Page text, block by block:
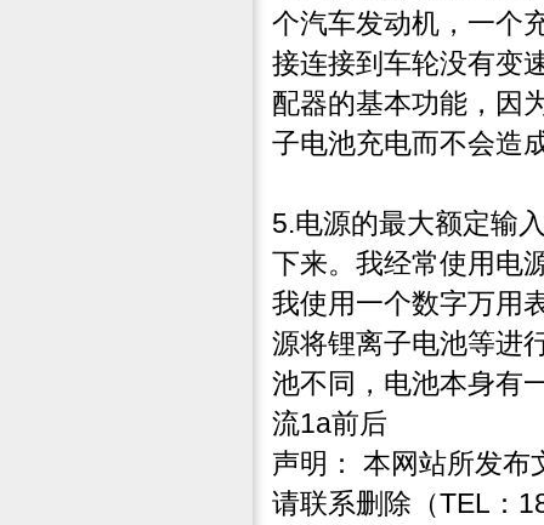
个汽车发动机，一个
接连接到车轮没有变
配器的基本功能，因
子电池充电而不会造
5.电源的最大额定输
下来。我经常使用电
我使用一个数字万用
源将锂离子电池等进
池不同，电池本身有
流1a前后
声明： 本网站所发布
请联系删除（TEL：